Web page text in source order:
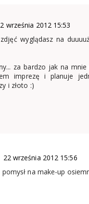
września 2012 15:53
wyglądasz na
za bardzo jak na
imprezę i planuje
i złoto :)
22 września 2012 15:56
na make-up